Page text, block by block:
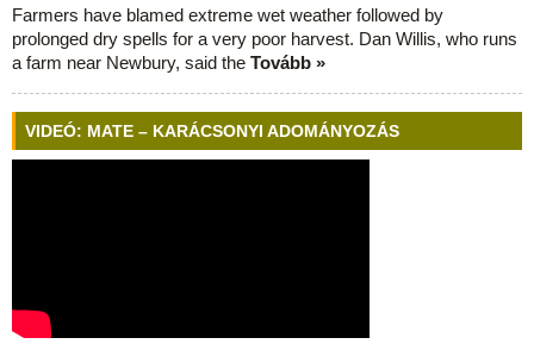
Farmers have blamed extreme wet weather followed by
prolonged dry spells for a very poor harvest. Dan Willis, who runs
a farm near Newbury, said the Tovább »
VIDEÓ: MATE – KARÁCSONYI ADOMÁNYOZÁS